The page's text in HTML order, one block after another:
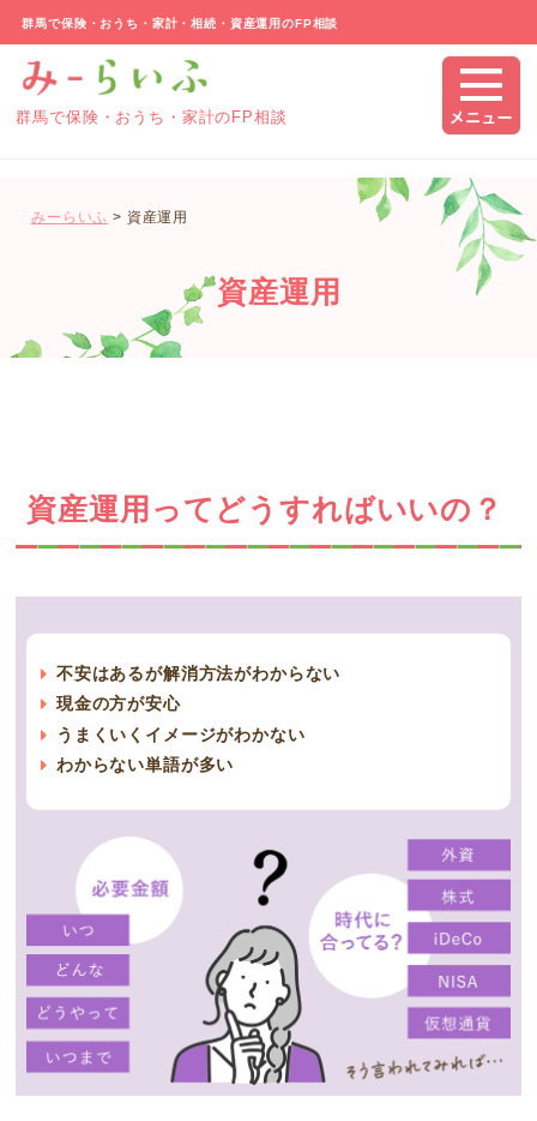
群馬で保険・おうち・家計・相続・資産運用のFP相談
群馬で保険・おうち・家計のFP相談
みーらいふ > 資産運用
資産運用
資産運用ってどうすればいいの？
不安はあるが解消方法がわからない
現金の方が安心
うまくいくイメージがわかない
わからない単語が多い